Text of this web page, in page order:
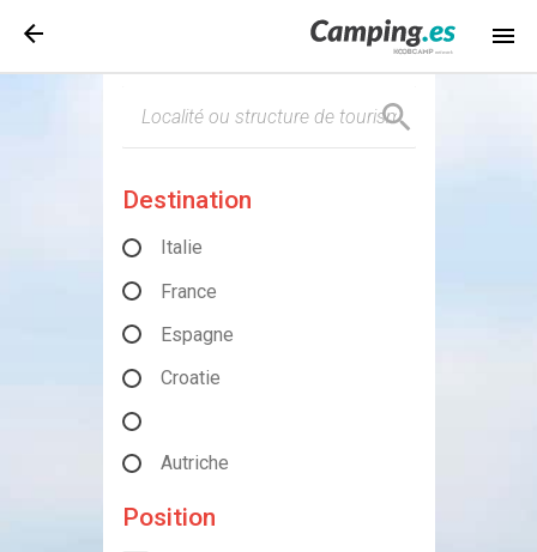
Destination
Italie
France
Espagne
Croatie
Autriche
Position